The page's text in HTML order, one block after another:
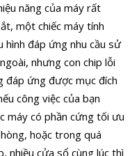
năng của máy rất
một chiếc máy tính
hình đáp ứng nhu cầu sử
nhưng con chip lỗi
đáp ứng được mục đích
công việc của bạn
máy có phần cứng tối ưu
hoặc trong quá
nhiều cửa sổ cùng lúc thì